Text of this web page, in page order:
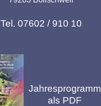
Tel. 07602 / 910 10
Jahresprogramm
als PDF